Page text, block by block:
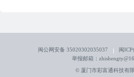
闽公网安备 35020302035037
闽
举报邮箱：
© 厦门市彩富通科技有